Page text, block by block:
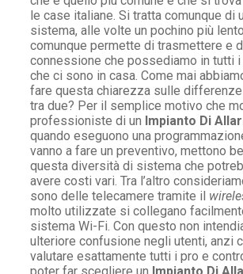
le case italiane. Si tratta comunque di
sistema, alle volte un pochino più
comunque permette di trasmettere e
connessione che possediamo in tutti
che ci sono in casa. Come mai
fare questa chiarezza sulle differenze
tra due? Per il semplice motivo che
professioniste di un Impianto Di
quando eseguono una
vanno a fare un preventivo, mettono
questa diversità di sistema che
avere costi vari. Tra l’altro
sono delle telecamere tramite il
molto utilizzate si collegano
sistema Wi-Fi. Con questo non
ulteriore confusione negli utenti, anzi
valutare esattamente tutti i pro e